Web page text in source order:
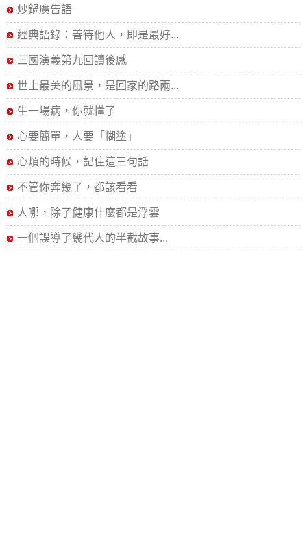
炒鍋廣告語
經典語錄：善待他人，即是最好...
三國演義第九回讀後感
世上最美的風景，是回家的路兩...
生一場病，你就懂了
心要簡單，人要「糊塗」
心煩的時候，記住這三句話
不管你奔幾了，都該看看
人哪，除了健康什麼都是浮雲
一個誤導了幾代人的半截故事...